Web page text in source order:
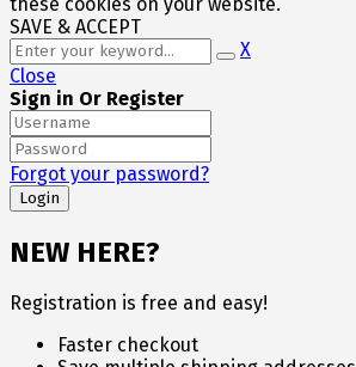
SAVE & ACCEPT
X
Close
Sign in Or Register
Forgot your password?
NEW HERE?
Registration is free and easy!
Faster checkout